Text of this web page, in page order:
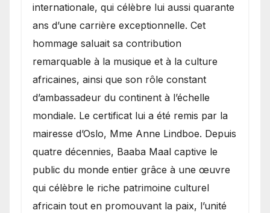
internationale, qui célèbre lui aussi quarante
ans d’une carrière exceptionnelle. Cet
hommage saluait sa contribution
remarquable à la musique et à la culture
africaines, ainsi que son rôle constant
d’ambassadeur du continent à l’échelle
mondiale. Le certificat lui a été remis par la
mairesse d’Oslo, Mme Anne Lindboe. Depuis
quatre décennies, Baaba Maal captive le
public du monde entier grâce à une œuvre
qui célèbre le riche patrimoine culturel
africain tout en promouvant la paix, l’unité